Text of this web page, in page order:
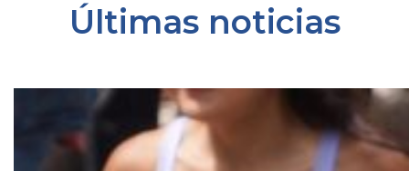
Últimas noticias